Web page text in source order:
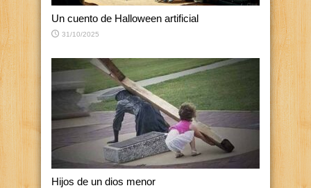
Un cuento de Halloween artificial
31/10/2025
Hijos de un dios menor